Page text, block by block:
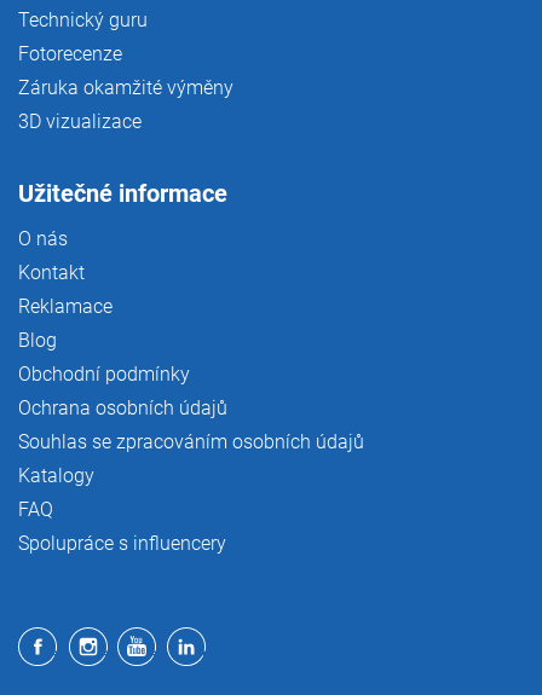
Technický guru
Fotorecenze
Záruka okamžité výměny
3D vizualizace
Užitečné informace
O nás
Kontakt
Reklamace
Blog
Obchodní podmínky
Ochrana osobních údajů
Souhlas se zpracováním osobních údajů
Katalogy
FAQ
Spolupráce s influencery